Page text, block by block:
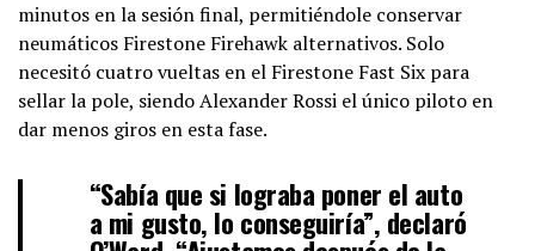
minutos en la sesión final, permitiéndole conservar
neumáticos Firestone Firehawk alternativos. Solo
necesitó cuatro vueltas en el Firestone Fast Six para
sellar la pole, siendo Alexander Rossi el único piloto en
dar menos giros en esta fase.
“Sabía que si lograba poner el auto
a mi gusto, lo conseguiría”, declaró